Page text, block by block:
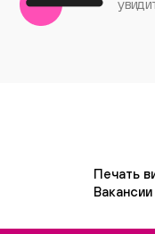
Печать
Вакансии